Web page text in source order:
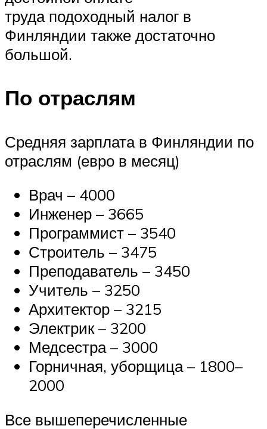
труда подоходный налог в
Финляндии также достаточно
большой.
По отраслям
Средняя зарплата в Финляндии по
отраслям (евро в месяц)
Врач – 4000
Инженер – 3665
Программист – 3540
Строитель – 3475
Преподаватель – 3450
Учитель – 3250
Архитектор – 3215
Электрик – 3200
Медсестра – 3000
Горничная, уборщица – 1800–
2000
Все вышеперечисленные